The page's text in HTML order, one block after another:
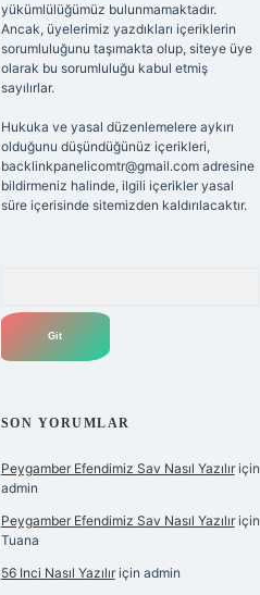
yükümlülüğümüz bulunmamaktadır.
Ancak, üyelerimiz yazdıkları içeriklerin
sorumluluğunu taşımakta olup, siteye üye
olarak bu sorumluluğu kabul etmiş
sayılırlar.
Hukuka ve yasal düzenlemelere aykırı
olduğunu düşündüğünüz içerikleri,
backlinkpanelicomtr@gmail.comadresine
bildirmeniz halinde, ilgili içerikler yasal
süre içerisinde sitemizden kaldırılacaktır.
SON YORUMLAR
Peygamber Efendimiz Sav Nasıl Yazılıriçin
admin
Peygamber Efendimiz Sav Nasıl Yazılıriçin
Tuana
56 Inci Nasıl Yazılıriçin admin